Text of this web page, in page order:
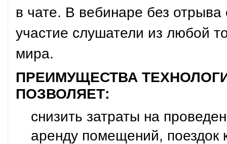
в чате. В вебинаре без отрыва
участие слушатели из любой
мира.
ПРЕИМУЩЕСТВА
ПОЗВОЛЯЕТ:
снизить затраты на
аренду помещений, поездок